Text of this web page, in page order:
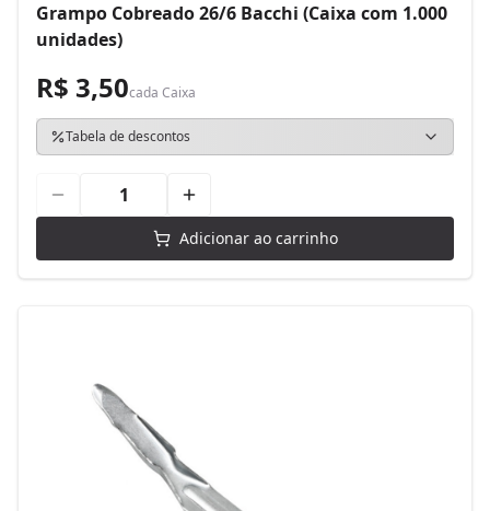
Grampo Cobreado 26/6 Bacchi (Caixa com 1.000
unidades)
R$ 3,50cada Caixa
Tabela de descontos
Adicionar ao carrinho